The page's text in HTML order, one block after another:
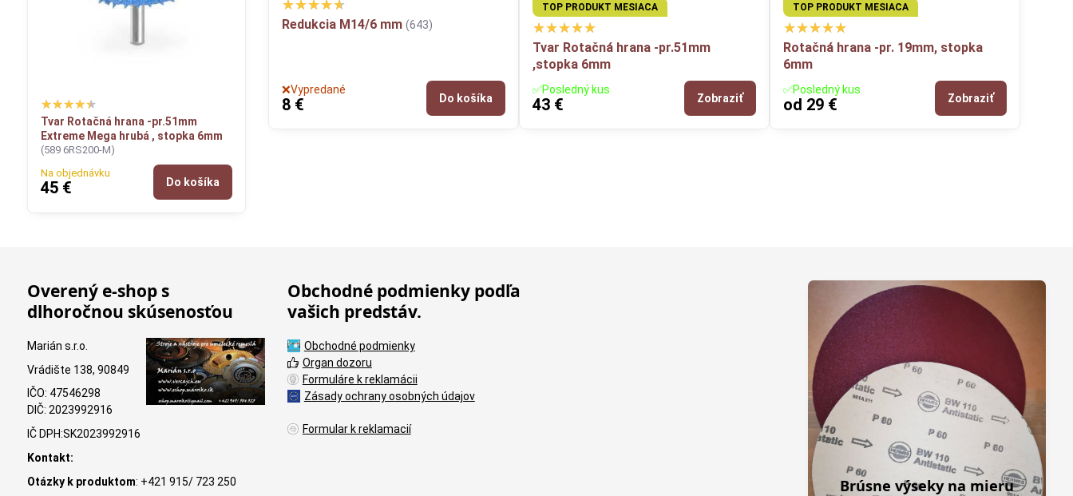
Redukcia M14/6 mm (643)
❌Vypredané
8 € Do košíka
TOP PRODUKT MESIACA
Tvar Rotačná hrana -pr.51mm
,stopka 6mm
✅Posledný kus
43 € Zobraziť
TOP PRODUKT MESIACA
Rotačná hrana -pr. 19mm, stopka
6mm
✅Posledný kus
od 29 € Zobraziť
Tvar Rotačná hrana -pr.51mm
Extreme Mega hrubá , stopka 6mm
(589 6RS200-M)
Na objednávku
45 € Do košíka
Overený e-shop s
dlhoročnou skúsenosťou
Marián s.r.o.
Vrádište 138, 90849
IČO: 47546298
DIČ: 2023992916
IČ DPH:SK2023992916
Kontakt:
Otázky k produktom: +421 915/ 723 250
Obchodné podmienky podľa
vašich predstáv.
Obchodné podmienky
Organ dozoru
Formuláre k reklamácii
Zásady ochrany osobných údajov
Formular k reklamacií
Brúsne výseky na mieru
Frezky do
Saburr